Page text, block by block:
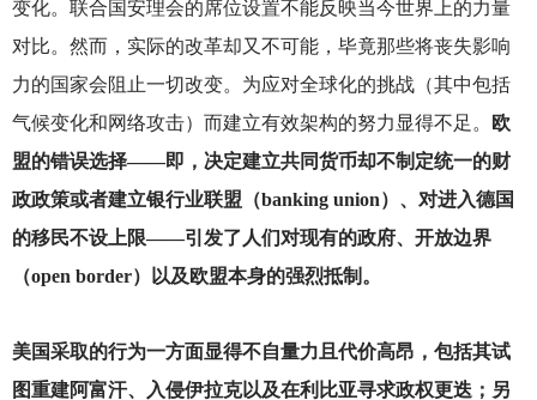
变化。联合国安理会的席位设置不能反映当今世界上的力量
对比。然而，实际的改革却又不可能，毕竟那些将丧失影响
力的国家会阻止一切改变。为应对全球化的挑战（其中包括
气候变化和网络攻击）而建立有效架构的努力显得不足。
欧
盟的错误选择——即，决定建立共同货币却不制定统一的财
政政策或者建立银行业联盟（banking union）、对进入德国
的移民不设上限——引发了人们对现有的政府、开放边界
（open border）以及欧盟本身的强烈抵制。
美国采取的行为一方面显得不自量力且代价高昂，包括其试
图重建阿富汗、入侵伊拉克以及在利比亚寻求政权更迭；另